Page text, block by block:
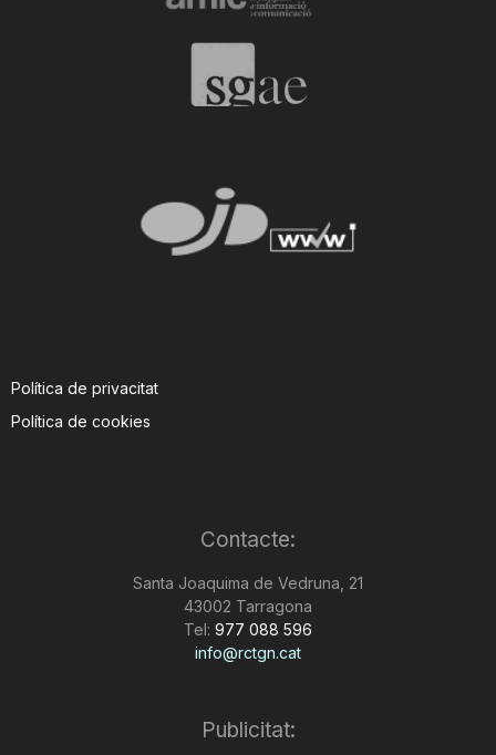
Política de privacitat
Política de cookies
Contacte:
Santa Joaquima de Vedruna, 21
43002 Tarragona
Tel: 977 088 596
info@rctgn.cat
Publicitat: